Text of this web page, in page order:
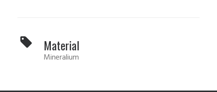
Material
Mineralium